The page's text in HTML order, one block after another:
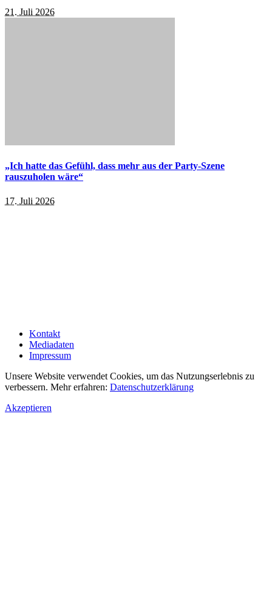
21. Juli 2026
„Ich hatte das Gefühl, dass mehr aus der Party-Szene
rauszuholen wäre“
17. Juli 2026
Kontakt
Mediadaten
Impressum
Unsere Website verwendet Cookies, um das Nutzungserlebnis zu
verbessern. Mehr erfahren: Datenschutzerklärung
Akzeptieren